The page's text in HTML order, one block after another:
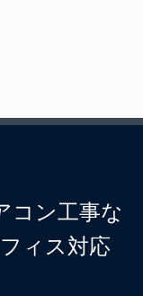
コン工事な
ィス対応